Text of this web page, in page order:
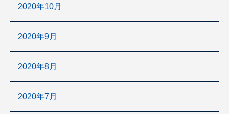
2020年10月
2020年9月
2020年8月
2020年7月